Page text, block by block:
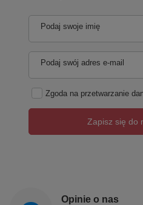
Podaj swoje imię
Podaj swój adres e-mail
Zgoda na przetwarzanie
Zapisz się do
Opinie o nas